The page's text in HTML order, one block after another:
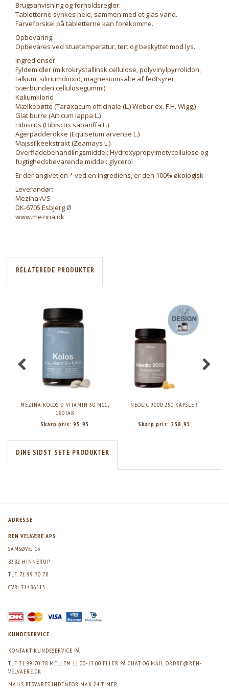
Brugsanvisning og forholdsregler:
Tabletterne synkes hele, sammen med et glas vand.
Farveforskel på tabletterne kan forekomme.
Opbevaring:
Opbevares ved stuetemperatur, tørt og beskyttet mod lys.
Ingredienser:
Fyldemidler (mikrokrystallinsk cellulose, polyvinylpyrrolidon,
talkum, siliciumdioxid, magnesiumsalte af fedtsyrer,
tværbunden cellulosegummi)
Kaliumklorid
Mælkebøtte (Taraxacum officinale (L.) Weber ex. F.H. Wigg.)
Glat burre (Articum lappa L.)
Hibiscus (Hibiscus sabariffa L.)
Agerpadderokke (Equisetum arvense L.)
Majssilkeekstrakt (Zeamays L.)
Overfladebehandlingsmiddel: Hydroxypropylmetycellulose og
fugtighedsbevarende middel: glycerol
Er der angivet en * ved en ingrediens, er den 100% økologisk
Leverandør:
Mezina A/S
DK-6705 Esbjerg Ø
www.mezina.dk
RELATEREDE PRODUKTER
MEZINA KOLOS D-VITAMIN 30 MCG,
180TAB
Skarp pris: 95,95
NEOLIC 9000 250 KAPSLER
Skarp pris: 238,95
DINE SIDST SETE PRODUKTER
ADRESSE
REN VELVÆRE APS
SAMSØVEJ 13
8382 HINNERUP
TLF. 71 99 70 78
CVR: 31486513
KUNDESERVICE
KONTAKT KUNDESERVICE PÅ
TLF 71 99 70 78 MELLEM 11.00-13.00 ELLER PÅ CHAT OG MAIL ORDRE@REN-
VELVAERE.DK
MAILS BESVARES INDENFOR MAX 24 TIMER